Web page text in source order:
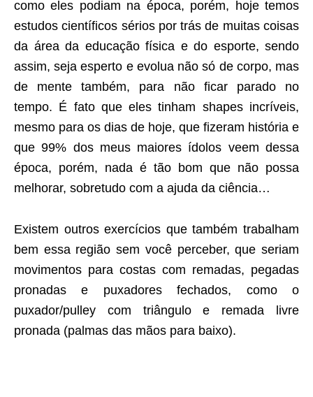
como eles podiam na época, porém, hoje temos
estudos científicos sérios por trás de muitas coisas
da área da educação física e do esporte, sendo
assim, seja esperto e evolua não só de corpo, mas
de mente também, para não ficar parado no
tempo. É fato que eles tinham shapes incríveis,
mesmo para os dias de hoje, que fizeram história e
que 99% dos meus maiores ídolos veem dessa
época, porém, nada é tão bom que não possa
melhorar, sobretudo com a ajuda da ciência…
Existem outros exercícios que também trabalham
bem essa região sem você perceber, que seriam
movimentos para costas com remadas, pegadas
pronadas e puxadores fechados, como o
puxador/pulley com triângulo e remada livre
pronada (palmas das mãos para baixo).